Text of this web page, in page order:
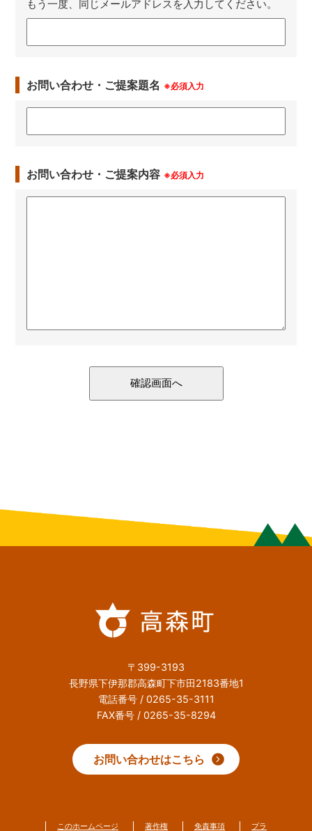
もう一度、同じメールアドレスを入力してください。
お問い合わせ・ご提案題名 ※必須入力
お問い合わせ・ご提案内容 ※必須入力
〒399-3193
長野県下伊那郡高森町下市田2183番地1
電話番号 / 0265-35-3111
FAX番号 / 0265-35-8294
お問い合わせはこちら
このホームページ 著作権 免責事項 プラ